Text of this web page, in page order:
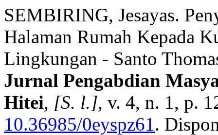
SEMBIRING, Jesayas.
Halaman Rumah Kepada
Lingkungan - Santo
Jurnal Pengabdian
Hitei, [S. l.], v. 4, n. 1, p.
10.36985/0eyspz61.